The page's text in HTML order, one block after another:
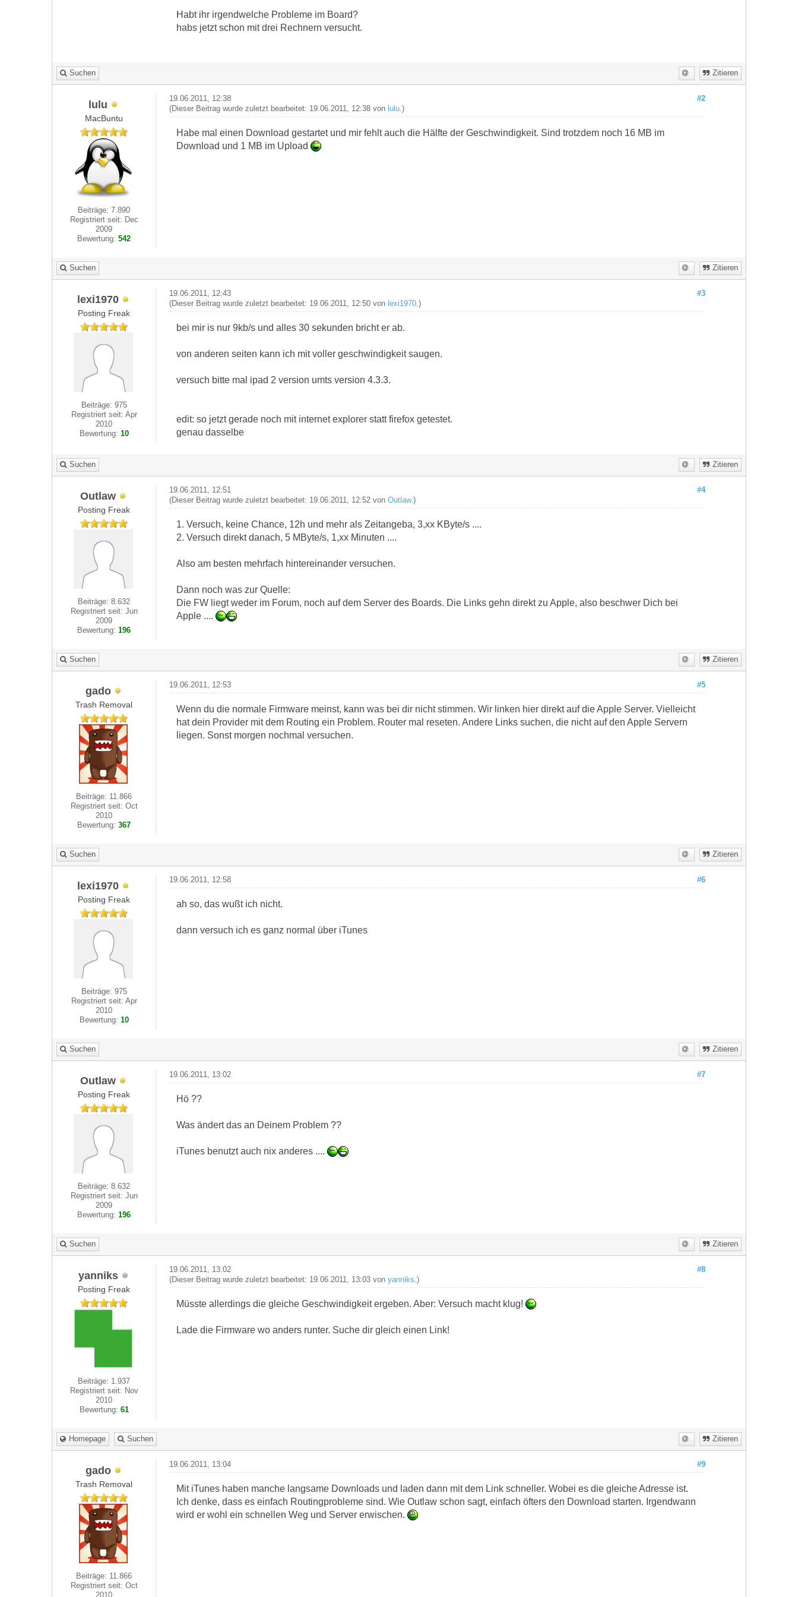
Habt ihr irgendwelche Probleme im Board?
habs jetzt schon mit drei Rechnern versucht.
Suchen Zitieren
lulu
MacBuntu
Beiträge: 7.890
Registriert seit: Dec
2009
Bewertung:542
#2
19.06.2011, 12:38
(Dieser Beitrag wurde zuletzt bearbeitet: 19.06.2011, 12:38 von lulu.)
Habe mal einen Download gestartet und mir fehlt auch die Hälfte der Geschwindigkeit. Sind trotzdem noch 16 MB im
Download und 1 MB im Upload
Suchen Zitieren
lexi1970
Posting Freak
Beiträge: 975
Registriert seit: Apr
2010
Bewertung: 10
#3
19.06.2011, 12:43
(Dieser Beitrag wurde zuletzt bearbeitet: 19.06.2011, 12:50 von lexi1970.)
bei mir is nur 9kb/s und alles 30 sekunden bricht er ab.
von anderen seiten kann ich mit voller geschwindigkeit saugen.
versuch bitte mal ipad 2 version umts version 4.3.3.
edit: so jetzt gerade noch mit internet explorer statt firefox getestet.
genau dasselbe
Suchen Zitieren
Outlaw
Posting Freak
Beiträge: 8.632
Registriert seit: Jun
2009
Bewertung:196
#4
19.06.2011, 12:51
(Dieser Beitrag wurde zuletzt bearbeitet: 19.06.2011, 12:52 von Outlaw.)
1. Versuch, keine Chance, 12h und mehr als Zeitangeba, 3,xx KByte/s ....
2. Versuch direkt danach, 5 MByte/s, 1,xx Minuten ....
Also am besten mehrfach hintereinander versuchen.
Dann noch was zur Quelle:
Die FW liegt weder im Forum, noch auf dem Server des Boards. Die Links gehn direkt zu Apple, also beschwer Dich bei
Apple ....
Suchen Zitieren
gado
Trash Removal
Beiträge: 11.866
Registriert seit: Oct
2010
Bewertung:367
#5
19.06.2011, 12:53
Wenn du die normale Firmware meinst, kann was bei dir nicht stimmen. Wir linken hier direkt auf die Apple Server. Vielleicht
hat dein Provider mit dem Routing ein Problem. Router mal reseten. Andere Links suchen, die nicht auf den Apple Servern
liegen. Sonst morgen nochmal versuchen.
Suchen Zitieren
lexi1970
Posting Freak
Beiträge: 975
Registriert seit: Apr
2010
Bewertung: 10
#6
19.06.2011, 12:58
ah so, das wußt ich nicht.
dann versuch ich es ganz normal über iTunes
Suchen Zitieren
Outlaw
Posting Freak
Beiträge: 8.632
Registriert seit: Jun
2009
Bewertung:196
#7
19.06.2011, 13:02
Hö ??
Was ändert das an Deinem Problem ??
iTunes benutzt auch nix anderes ....
Suchen Zitieren
yanniks
Posting Freak
Beiträge: 1.937
Registriert seit: Nov
2010
Bewertung: 61
#8
19.06.2011, 13:02
(Dieser Beitrag wurde zuletzt bearbeitet: 19.06.2011, 13:03 von yanniks .)
Müsste allerdings die gleiche Geschwindigkeit ergeben. Aber: Versuch macht klug!
Lade die Firmware wo anders runter. Suche dir gleich einen Link!
Homepage Suchen Zitieren
gado
Trash Removal
Beiträge: 11.866
Registriert seit: Oct
2010
#9
19.06.2011, 13:04
Mit iTunes haben manche langsame Downloads und laden dann mit dem Link schneller. Wobei es die gleiche Adresse ist.
Ich denke, dass es einfach Routingprobleme sind. Wie Outlaw schon sagt, einfach öfters den Download starten. Irgendwann
wird er wohl ein schnellen Weg und Server erwischen.